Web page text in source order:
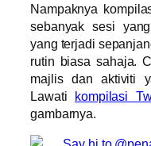
Nampaknya
sebanyak sesi
yang terjadi
rutin biasa sahaja.
majlis dan aktiviti
Lawati kompilasi
gambarnya.